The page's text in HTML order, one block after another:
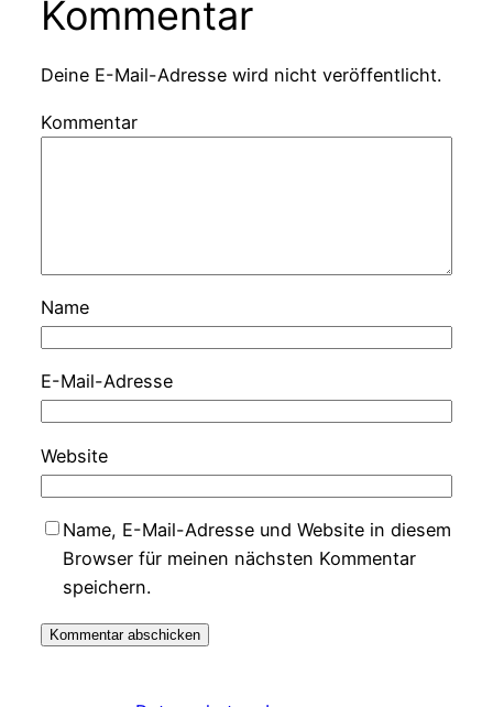
Kommentar
Deine E-Mail-Adresse wird nicht veröffentlicht.
Kommentar
Name
E-Mail-Adresse
Website
Name, E-Mail-Adresse und Website in diesem
Browser für meinen nächsten Kommentar
speichern.